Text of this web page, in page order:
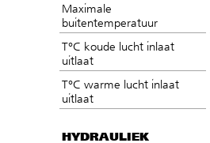
Maximale
buitentemperatuur
T°C koude lucht inlaat
uitlaat
T°C warme lucht inlaat
uitlaat
HYDRAULIEK